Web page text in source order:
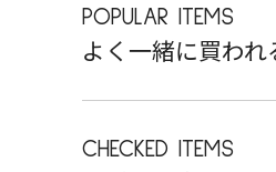
POPULAR ITEMS
よく一緒に買われ
CHECKED ITEMS